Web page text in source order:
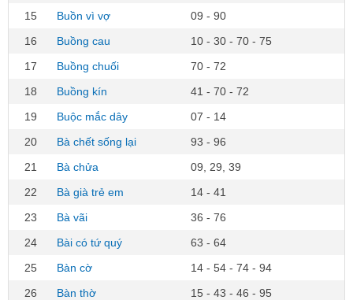
15
Buồn vì vợ
09 - 90
16
Buồng cau
10 - 30 - 70 - 75
17
Buồng chuối
70 - 72
18
Buồng kín
41 - 70 - 72
19
Buộc mắc dây
07 - 14
20
Bà chết sống lại
93 - 96
21
Bà chửa
09, 29, 39
22
Bà già trẻ em
14 - 41
23
Bà vãi
36 - 76
24
Bài có tứ quý
63 - 64
25
Bàn cờ
14 - 54 - 74 - 94
26
Bàn thờ
15 - 43 - 46 - 95